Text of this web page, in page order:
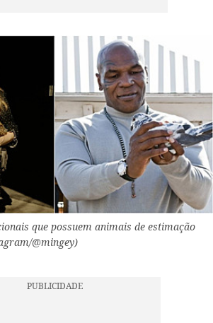
que possuem animais de estimação
@mingey)